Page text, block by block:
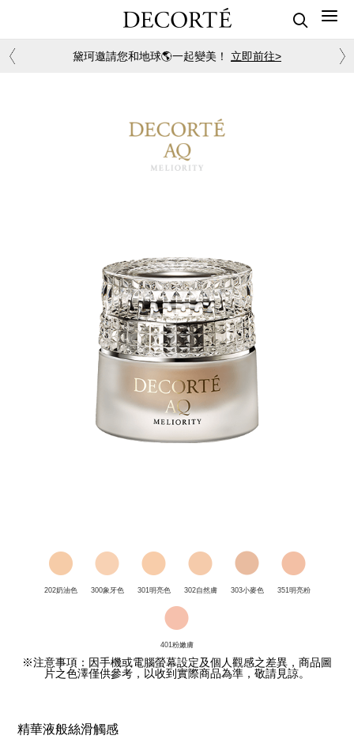
黛珂邀請您和地球🌎一起變美！ 立即前往>
202奶油色 300象牙色 301明亮色 302自然膚 303小麥色 351明亮粉
401粉嫩膚
※注意事項：因手機或電腦螢幕設定及個人觀感之差異，商品圖
片之色澤僅供參考，以收到實際商品為準，敬請見諒。
精華液般絲滑觸感